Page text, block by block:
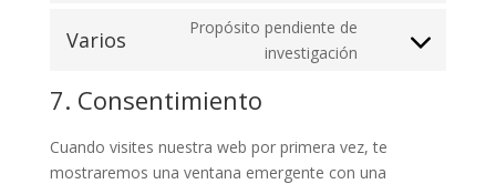
service
Varios
Propósito pendiente de
investigación
Consent
7. Consentimiento
Cuando visites nuestra web por primera vez, te
mostraremos una ventana emergente con una